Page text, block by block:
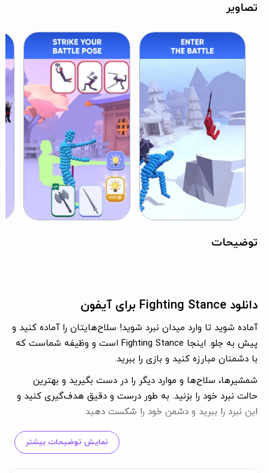
تصاویر
توضیحات
دانلود Fighting Stance برای آیفون
آماده شوید تا وارد میدان نبرد شوید! سلاح‌هایتان را آماده کنید و
پیش به جلو. اینجا Fighting Stance است و وظیفه شماست که
با دشمنان مبارزه کنید و بازی را ببرید.
شمشیرها، سلاح‌ها و موارد دیگر را در دست بگیرید و بهترین
حالت نبرد خود را بزنید. به طور درست و دقیق هدف‌گیری کنید و
این نبرد را ببرید و دشمن خود را شکست دهید.
نمایش توضیحات بیشتر